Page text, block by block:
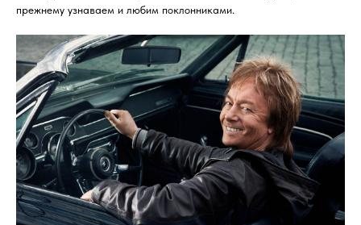
прежнему узнаваем и любим поклонниками.